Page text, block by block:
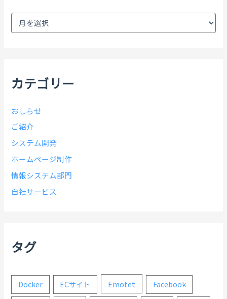
ア
カテゴリー
おしらせ
ご紹介
システム開発
ホームページ制作
情報システム部門
自社サービス
タグ
Docker ECサイト Emotet Facebook